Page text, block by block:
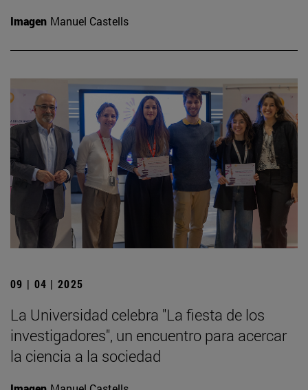
Imagen Manuel Castells
09 | 04 | 2025
La Universidad celebra "La fiesta de los
investigadores", un encuentro para acercar
la ciencia a la sociedad